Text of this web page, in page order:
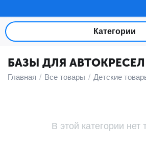
Категории
БАЗЫ ДЛЯ АВТОКРЕСЕЛ
Главная / Все товары / Детские
В этой категории нет